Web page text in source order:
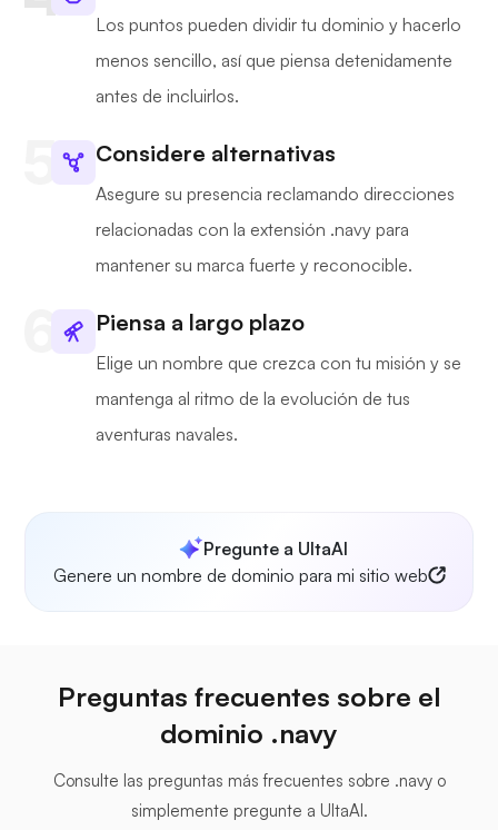
Los puntos pueden dividir tu dominio y hacerlo
menos sencillo, así que piensa detenidamente
antes de incluirlos.
Considere alternativas
Asegure su presencia reclamando direcciones
relacionadas con la extensión .navy para
mantener su marca fuerte y reconocible.
Piensa a largo plazo
Elige un nombre que crezca con tu misión y se
mantenga al ritmo de la evolución de tus
aventuras navales.
Pregunte a UltaAI
Genere un nombre de dominio para mi sitio web
Preguntas frecuentes sobre el
dominio .navy
Consulte las preguntas más frecuentes sobre .navy o
simplemente pregunte a UltaAI.